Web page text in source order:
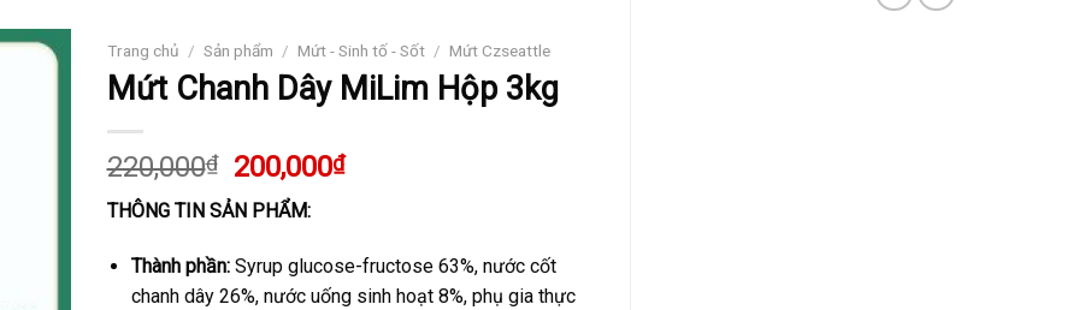
Trang chủ / Sản phẩm / Mứt - Sinh tố - Sốt / Mứt Czseattle
Mứt Chanh Dây MiLim Hộp 3kg
220,000₫
Giá
gốc
là:
220,000₫.
200,000₫Giá
là:
200,000₫.
THÔNG TIN SẢN PHẨM:
Thành phần: Syrup glucose-fructose 63%, nước cốt
chanh dây 26%, nước uống sinh hoạt 8%, phụ gia thực